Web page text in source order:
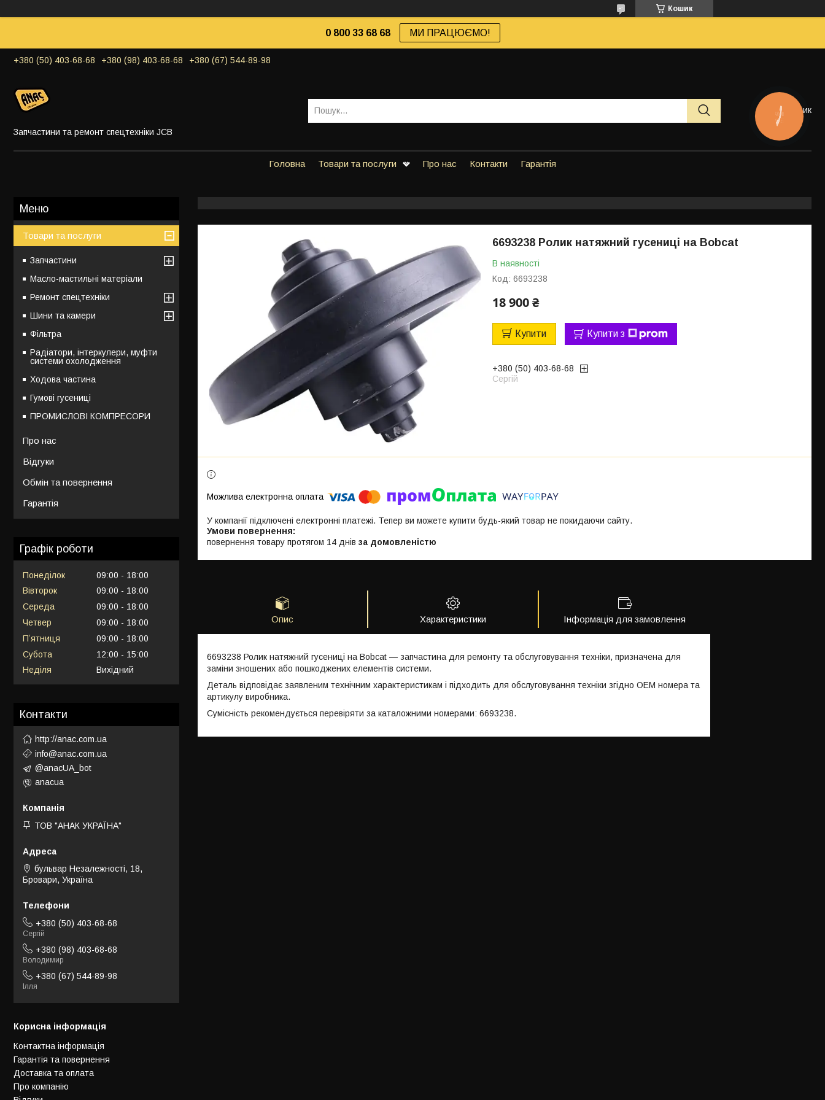
Кошик
0 800 33 68 68 МИ ПРАЦЮЄМО!
+380 (50) 403-68-68 +380 (98) 403-68-68 +380 (67) 544-89-98
Запчастини та ремонт спецтехніки JCB
Кошик
Головна Товари та послуги Про нас Контакти Гарантія
6693238 Ролик натяжний гусениці на Bobcat
В наявності
Код: 6693238
18 900 ₴
Купити Купити з
+380 (50) 403-68-68
Сергій
У компанії підключені електронні платежі. Тепер ви можете купити будь-який товар не покидаючи сайту.
повернення товару протягом 14 днів за домовленістю
Опис Характеристики Інформація для замовлення
6693238 Ролик натяжний гусениці на Bobcat — запчастина для ремонту та обслуговування техніки, призначена для
заміни зношених або пошкоджених елементів системи.
Деталь відповідає заявленим технічним характеристикам і підходить для обслуговування техніки згідно OEM номера та
артикулу виробника.
Сумісність рекомендується перевіряти за каталожними номерами: 6693238.
Товари та послуги
Запчастини
Масло-мастильні матеріали
Ремонт спецтехніки
Шини та камери
Фільтра
Радіатори, інтеркулери, муфти
системи охолодження
Ходова частина
Гумові гусениці
ПРОМИСЛОВІ КОМПРЕСОРИ
Про нас
Відгуки
Обмін та повернення
Гарантія
Графік роботи
Понеділок 09:00
18:00
Вівторок
09:00
18:00
Середа
09:00
18:00
Четвер
09:00
18:00
Пʼятниця
09:00
18:00
Субота
12:00
15:00
Неділя
Вихідний
Контакти
http://anac.com.ua
info@anac.com.ua
@anacUA_bot
anacua
ТОВ "АНАК УКРАЇНА"
бульвар Незалежності, 18,
Бровари, Україна
+380 (50) 403-68-68
Сергій
+380 (98) 403-68-68
Володимир
+380 (67) 544-89-98
Ілля
Корисна інформація
Контактна інформація
Гарантія та повернення
Доставка та оплата
Про компанію
КНОПКА
ЗВ'ЯЗКУ